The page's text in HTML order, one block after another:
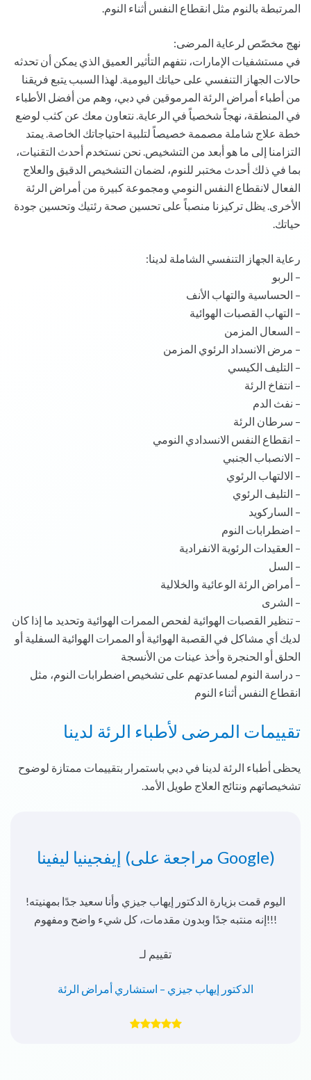
المرتبطة بالنوم مثل انقطاع النفس أثناء النوم.
نهج مخصّص لرعاية المرضى:
في مستشفيات الإمارات، نتفهم التأثير العميق الذي يمكن أن تحدثه
حالات الجهاز التنفسي على حياتك اليومية. لهذا السبب يتبع فريقنا
من أطباء أمراض الرئة المرموقين في دبي، وهم من أفضل الأطباء
في المنطقة، نهجاً شخصياً في الرعاية. نتعاون معك عن كثب لوضع
خطة علاج شاملة مصممة خصيصاً لتلبية احتياجاتك الخاصة. يمتد
التزامنا إلى ما هو أبعد من التشخيص. نحن نستخدم أحدث التقنيات،
بما في ذلك أحدث مختبر للنوم، لضمان التشخيص الدقيق والعلاج
الفعال لانقطاع النفس النومي ومجموعة كبيرة من أمراض الرئة
الأخرى. يظل تركيزنا منصباً على تحسين صحة رئتيك وتحسين جودة
حياتك.
رعاية الجهاز التنفسي الشاملة لدينا:
– الربو
– الحساسية والتهاب الأنف
– التهاب القصبات الهوائية
– السعال المزمن
– مرض الانسداد الرئوي المزمن
– التليف الكيسي
– انتفاخ الرئة
– نفث الدم
– سرطان الرئة
– انقطاع النفس الانسدادي النومي
– الانصباب الجنبي
– الالتهاب الرئوي
– التليف الرئوي
– الساركويد
– اضطرابات النوم
– العقيدات الرئوية الانفرادية
– السل
– أمراض الرئة الوعائية والخلالية
– الشرى
– تنظير القصبات الهوائية لفحص الممرات الهوائية وتحديد ما إذا كان
لديك أي مشاكل في القصبة الهوائية أو الممرات الهوائية السفلية أو
الحلق أو الحنجرة وأخذ عينات من الأنسجة
– دراسة النوم لمساعدتهم على تشخيص اضطرابات النوم، مثل
انقطاع النفس أثناء النوم
تقييمات المرضى لأطباء الرئة لدينا
يحظى أطباء الرئة لدينا في دبي باستمرار بتقييمات ممتازة لوضوح
تشخيصاتهم ونتائج العلاج طويل الأمد.
إيفجينيا ليفينا (مراجعة على Google)
اليوم قمت بزيارة الدكتور إيهاب جيزي وأنا سعيد جدًا بمهنيته!
إنه منتبه جدًا وبدون مقدمات، كل شيء واضح ومفهوم!!!
تقييم لـ
الدكتور إيهاب جيزي – استشاري أمراض الرئة